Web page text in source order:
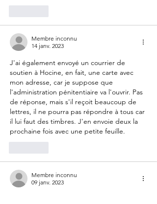
Membre inconnu
14 janv. 2023
J'ai également envoyé un courrier de
soutien à Hocine, en fait, une carte avec
mon adresse, car je suppose que
l'administration pénitentiaire va l'ouvrir. Pas
de réponse, mais s'il reçoit beaucoup de
lettres, il ne pourra pas répondre à tous car
il lui faut des timbres. J'en envoie deux la
prochaine fois avec une petite feuille.
Membre inconnu
09 janv. 2023